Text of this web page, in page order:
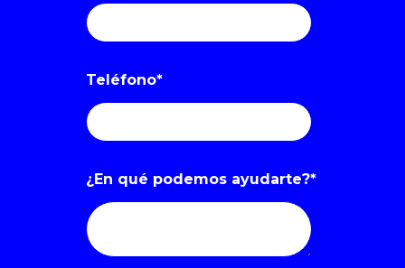
Teléfono*
¿En qué podemos ayudarte?*